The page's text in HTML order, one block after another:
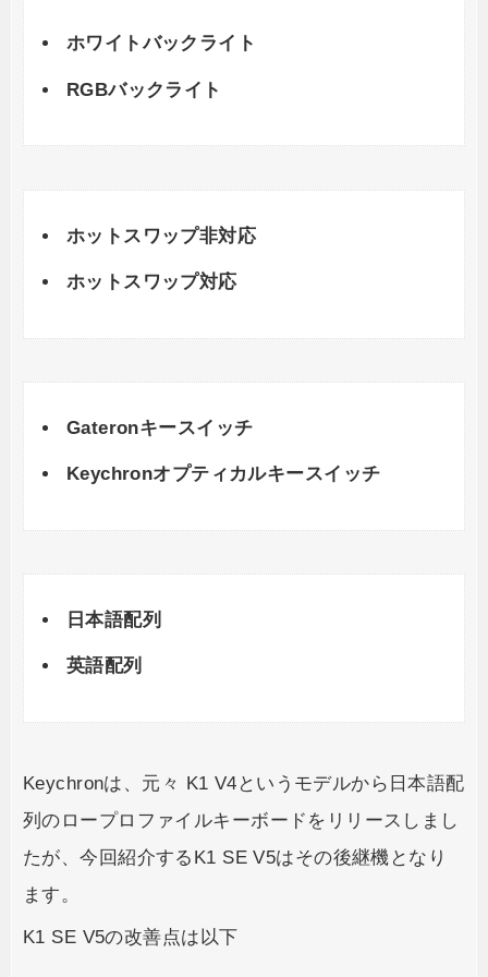
ホワイトバックライト
RGBバックライト
ホットスワップ非対応
ホットスワップ対応
Gateronキースイッチ
Keychronオプティカルキースイッチ
日本語配列
英語配列
Keychronは、元々 K1 V4というモデルから日本語配
列のロープロファイルキーボードをリリースしまし
たが、今回紹介するK1 SE V5はその後継機となり
ます。
K1 SE V5の改善点は以下